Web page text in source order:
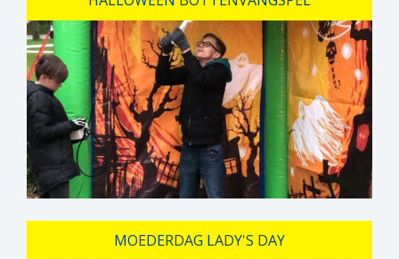
MOEDERDAG LADY'S DAY